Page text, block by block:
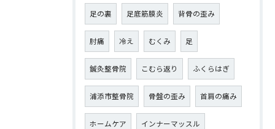
足の裏 足底筋膜炎 背骨の歪み
肘痛 冷え むくみ 足
鍼灸整骨院 こむら返り ふくらはぎ
浦添市整骨院 骨盤の歪み 首肩の痛み
ホームケア インナーマッスル